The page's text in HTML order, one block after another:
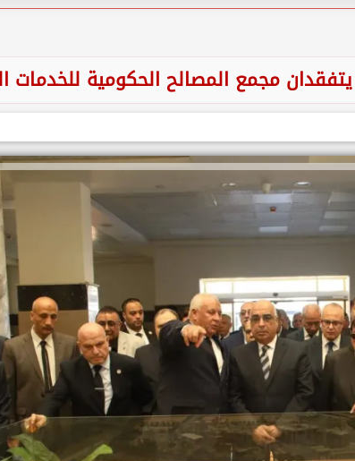
مجمع المصالح الحكومية للخدمات